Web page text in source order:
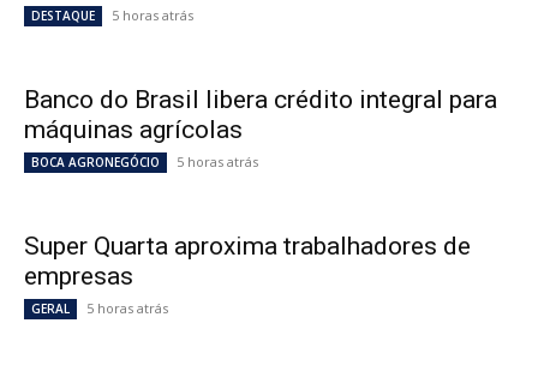
DESTAQUE 5 horas atrás
Banco do Brasil libera crédito integral para
máquinas agrícolas
BOCA AGRONEGÓCIO 5 horas atrás
Super Quarta aproxima trabalhadores de
empresas
GERAL 5 horas atrás